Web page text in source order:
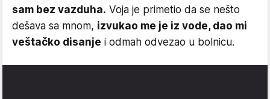
sam bez vazduha. Voja je primetio da se nešto
dešava sa mnom, izvukao me je iz vode, dao mi
veštačko disanje i odmah odvezao u bolnicu.